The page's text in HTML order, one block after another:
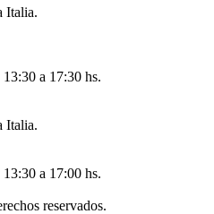
Italia.
a 17:30 hs.
Italia.
a 17:00 hs.
reservados.